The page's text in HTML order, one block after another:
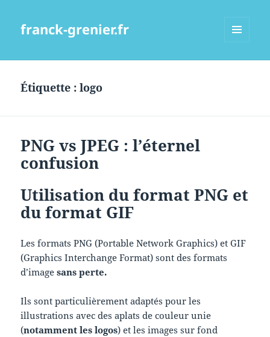
franck-grenier.fr
Étiquette :logo
PNG vs JPEG : l’éternel
confusion
Utilisation du format PNG et
du format GIF
Les formats PNG (Portable Network Graphics) et GIF
(Graphics Interchange Format) sont des formats
d’imagesans perte.
Ils sont particulièrement adaptés pour les
illustrations avec des aplats de couleur unie
(notamment les logos) et les images sur fond